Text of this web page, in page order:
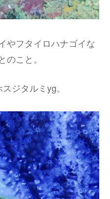
やフタイロハナゴイな
こと。
ジタルミyg。